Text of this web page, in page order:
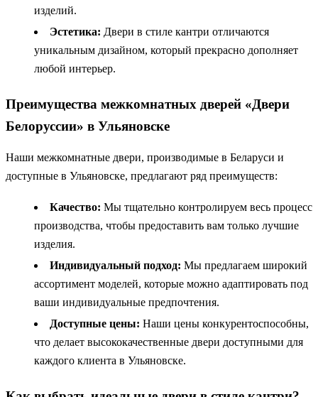
изделий.
Эстетика: Двери в стиле кантри отличаются
уникальным дизайном, который прекрасно дополняет
любой интерьер.
Преимущества межкомнатных дверей «Двери
Белоруссии» в Ульяновске
Наши межкомнатные двери, производимые в Беларуси и
доступные в Ульяновске, предлагают ряд преимуществ:
Качество: Мы тщательно контролируем весь процесс
производства, чтобы предоставить вам только лучшие
изделия.
Индивидуальный подход: Мы предлагаем широкий
ассортимент моделей, которые можно адаптировать под
ваши индивидуальные предпочтения.
Доступные цены: Наши цены конкурентоспособны,
что делает высококачественные двери доступными для
каждого клиента в Ульяновске.